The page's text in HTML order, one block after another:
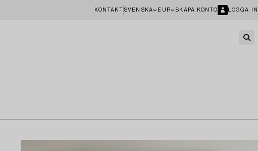
KONTAKT SVENSKA EUR SKAPA KONTO LOGGA IN